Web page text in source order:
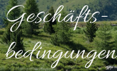
Geschäfts-
bedingungen